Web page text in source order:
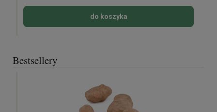
do koszyka
Bestsellery